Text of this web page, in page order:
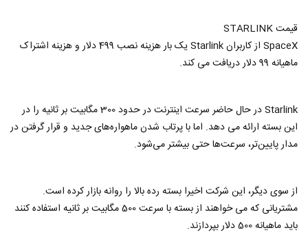
قیمت STARLINK
SpaceX از کاربران Starlink یک بار هزینه نصب 499 دلار و هزینه اشتراک
ماهیانه 99 دلار دریافت می کند.
Starlink در حال حاضر سرعت اینترنت در حدود 300 مگابیت بر ثانیه را در
این بسته ارائه می دهد. اما با پرتاب شدن ماهواره‌های جدید و قرار گرفتن در
مدار پایین‌تر، سرعت‌ها حتی بیشتر می‌شود.
از سوی دیگر، این شرکت اخیرا بسته رده بالا را روانه بازار کرده است.
مشتریانی که می خواهند از بسته با سرعت 500 مگابیت بر ثانیه استفاده کنند
باید ماهیانه 500 دلار بپردازند.